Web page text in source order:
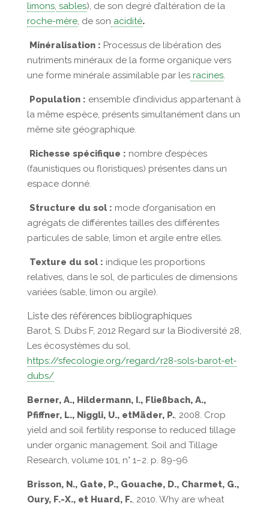
limons, sables), de son degré d’altération de la
roche-mère, de son acidité.
Minéralisation : Processus de libération des
nutriments minéraux de la forme organique vers
une forme minérale assimilable par lesracines.
Population : ensemble d’individus appartenant à
la même espèce, présents simultanément dans un
même site géographique.
Richesse spécifique : nombre d’espèces
(faunistiques ou floristiques) présentes dans un
espace donné.
Structure du sol : mode d’organisation en
agrégats de différentes tailles des différentes
particules de sable, limon et argile entre elles.
Texture du sol : indique les proportions
relatives, dans le sol, de particules de dimensions
variées (sable, limon ou argile).
Liste des références bibliographiques
Barot, S. Dubs F, 2012 Regard sur la Biodiversité 28,
Les écosystèmes du sol,
https://sfecologie.org/regard/r28-sols-barot-et-
dubs/
Berner, A., Hildermann, I., Fließbach, A.,
Pfiffner, L., Niggli, U., etMäder, P., 2008. Crop
yield and soil fertility response to reduced tillage
under organic management. Soil and Tillage
Research, volume 101, n° 1–2. p. 89-96
Brisson, N., Gate, P., Gouache, D., Charmet, G.,
Oury, F.-X., et Huard, F., 2010. Why are wheat